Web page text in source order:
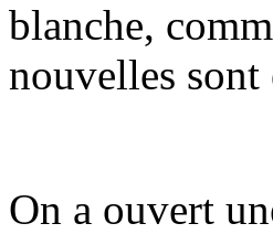
blanche,
nouvelles sont
On a ouvert